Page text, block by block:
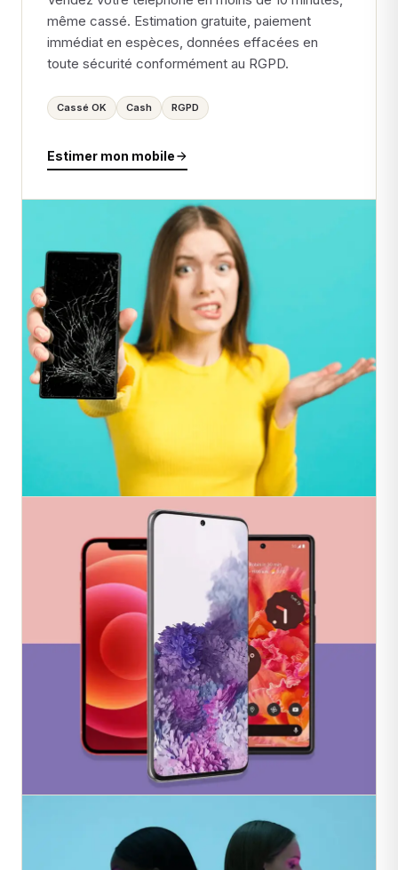
même cassé. Estimation gratuite, paiement
immédiat en espèces, données effacées en
toute sécurité conformément au RGPD.
Cassé OK Cash RGPD
Estimer mon mobile